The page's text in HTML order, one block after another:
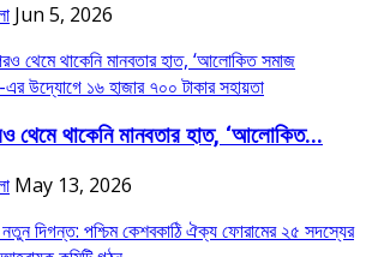
Jun 5, 2026
থেমে থাকেনি মানবতার হাত, ‘আলোকিত...
May 13, 2026